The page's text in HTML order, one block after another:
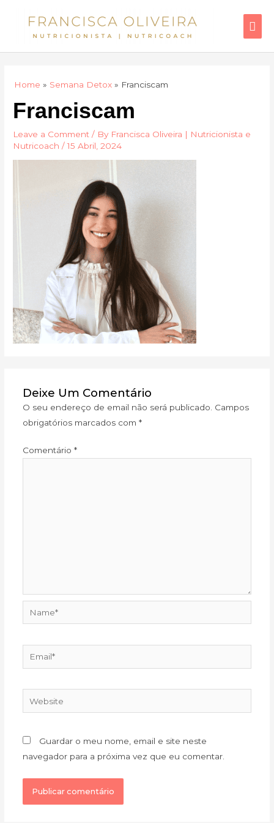
Home Semana Detox Franciscam
Franciscam
Leave a Comment / By Francisca Oliveira | Nutricionista e
Nutricoach/15 Abril, 2024
Deixe Um Comentário
O seu endereço de email não será publicado. Campos
obrigatórios marcados com *
Comentário *
Website
Guardar o meu nome, email e site neste
navegador para a próxima vez que eu comentar.